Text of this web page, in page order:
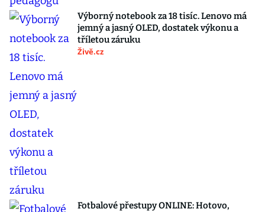
Výborný notebook za 18 tisíc. Lenovo má
jemný a jasný OLED, dostatek výkonu a
tříletou záruku
Živě.cz
Fotbalové přestupy ONLINE: Hotovo,